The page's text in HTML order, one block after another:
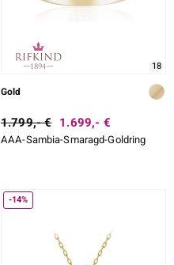
18
Gold
1.799,- € 1.699,- €
AAA-Sambia-Smaragd-Goldring
-14%